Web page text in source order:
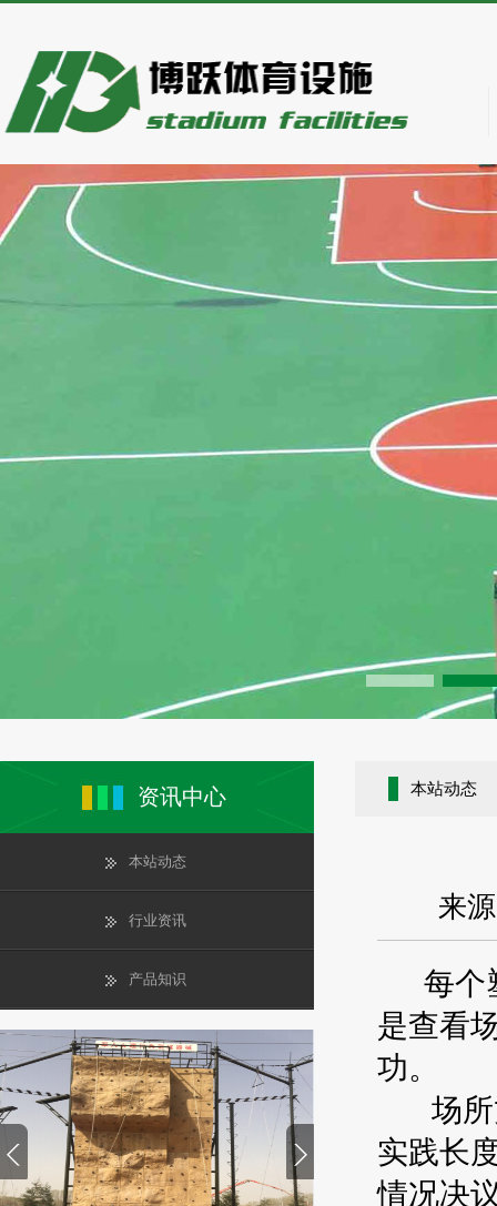
资讯中心
本站动态
行业资讯
产品知识
本站动态
来
每个
是查看
功。
场所
实践长
情况决